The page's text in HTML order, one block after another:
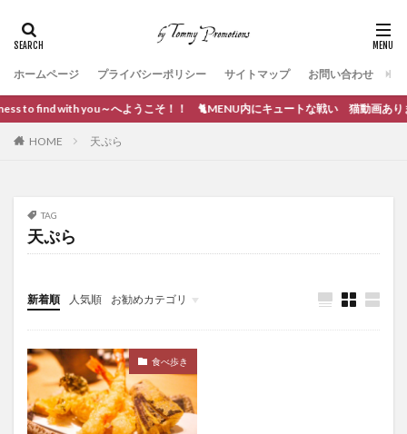
ホームページ プライバシーポリシー サイトマップ お問い合わせ
with you～へようこそ！！ 🐈MENU内にキュートな戦い 猫動画あります。
HOME 天ぷら
TAG
天ぷら
新着順 人気順 お勧めカテゴリ
ブログ作成
食べ歩き